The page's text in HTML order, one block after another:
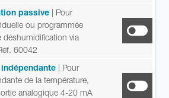
passive | Pour
ou programmée
déshumidification via
60042
| Pour
de la température,
analogique 4-20 mA